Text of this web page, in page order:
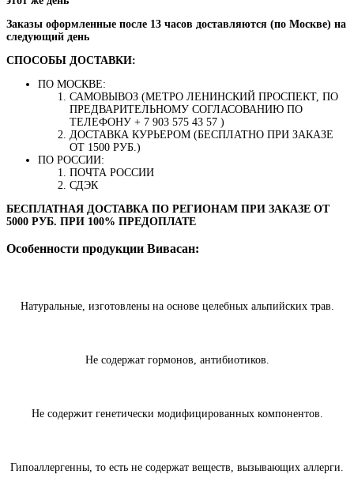
Заказы оформленные после 13 часов доставляются (по Москве) на
следующий день
СПОСОБЫ ДОСТАВКИ:
ПО МОСКВЕ:
САМОВЫВОЗ (МЕТРО ЛЕНИНСКИЙ ПРОСПЕКТ, ПО
ПРЕДВАРИТЕЛЬНОМУ СОГЛАСОВАНИЮ ПО
ТЕЛЕФОНУ + 7 903 575 43 57 )
ДОСТАВКА КУРЬЕРОМ (БЕСПЛАТНО ПРИ ЗАКАЗЕ
ОТ 1500 РУБ.)
ПО РОССИИ:
ПОЧТА РОССИИ
СДЭК
БЕСПЛАТНАЯ ДОСТАВКА ПО РЕГИОНАМ ПРИ ЗАКАЗЕ ОТ
5000 РУБ. ПРИ 100% ПРЕДОПЛАТЕ
Особенности продукции Вивасан:
Натуральные, изготовлены на основе целебных альпийских трав.
Не содержат гормонов, антибиотиков.
Не содержит генетически модифицированных компонентов.
Гипоаллергенны, то есть не содержат веществ, вызывающих аллерги.